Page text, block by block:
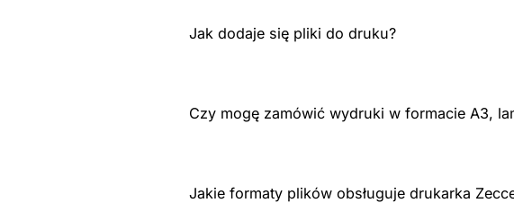
Jak dodaje się pliki do druku?
Czy mogę zamówić wydruki w formacie A3,
Jakie formaty plików obsługuje drukarka